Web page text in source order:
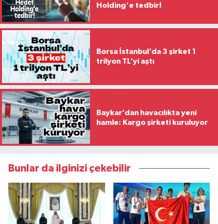
Holding'e tedbir!
Borsa İstanbul’da 3 şirket 1
trilyon TL’yi aştı
Baykar’dan havacılıkta yeni
hamle: Kargo şirketi kuruluyor
Bunlar da ilginizi çekebilir